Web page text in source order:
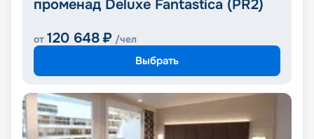
променад Deluxe Fantastica (PR2)
от 120 648 ₽ /чел
Выбрать